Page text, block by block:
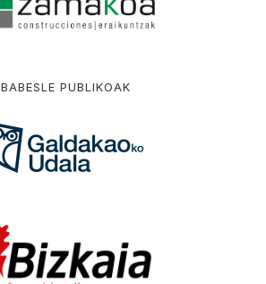
BABESLE PUBLIKOAK